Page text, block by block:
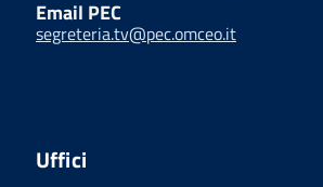
Email PEC
segreteria.tv@pec.omceo.it
Uffici